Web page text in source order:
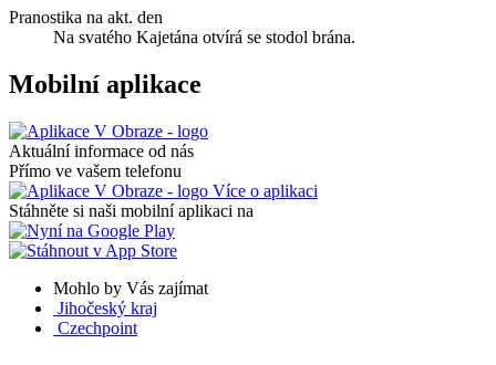
Pranostika na akt. den
Na svatého Kajetána otvírá se stodol brána.
Mobilní aplikace
Aktuální informace od nás
Přímo ve vašem telefonu
Více o aplikaci
Stáhněte si naši mobilní aplikaci na
Mohlo by Vás zajímat
Jihočeský kraj
Czechpoint